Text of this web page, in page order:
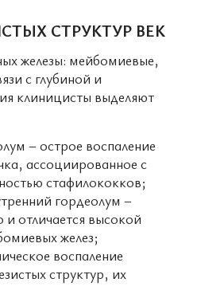
СТРУКТУР ВЕК
железы: мейбомиевые,
с глубиной и
клиницисты выделяют
– острое воспаление
ассоциированное с
стафилококков;
гордеолум –
и отличается высокой
желез;
воспаление
структур, их